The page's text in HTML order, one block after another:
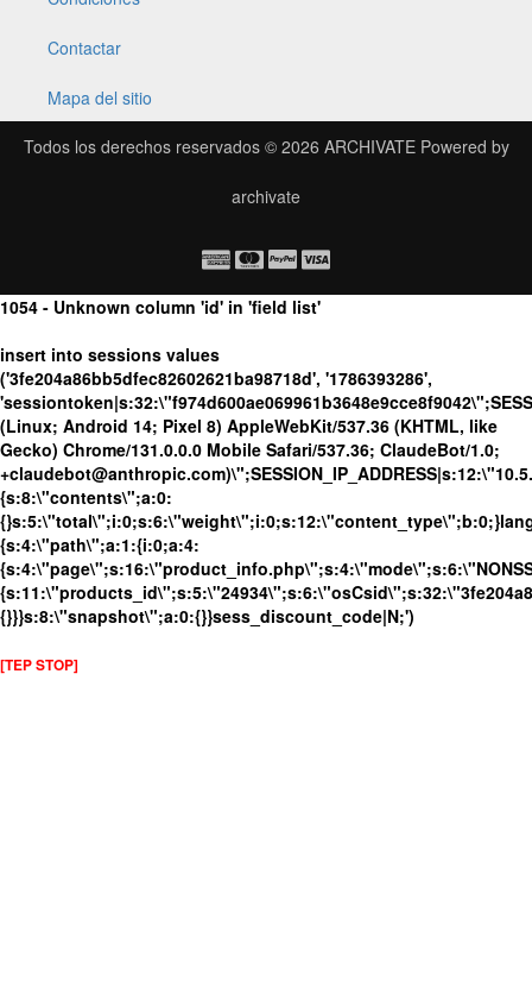
Contactar
Mapa del sitio
Todos los derechos reservados © 2026 ARCHIVATEPowered by
archivate
1054 - Unknown column 'id' in 'field list'
insert into sessions values
('3fe204a86bb5dfec82602621ba98718d', '1786393286',
(Linux; Android 14; Pixel 8) AppleWebKit/537.36 (KHTML, like
Gecko) Chrome/131.0.0.0 Mobile Safari/537.36; ClaudeBot/1.0;
{s:8:\"contents\";a:0:
{s:4:\"path\";a:1:{i:0;a:4:
{}}}s:8:\"snapshot\";a:0:{}}sess_discount_code|N;')
[TEP STOP]